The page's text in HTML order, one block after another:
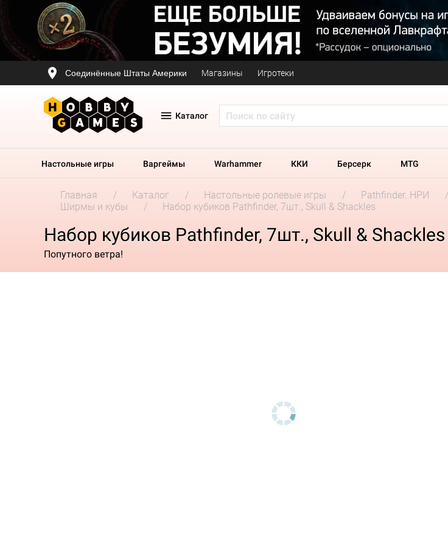
Соединённые Штаты Америки Магазины Игротеки
Каталог
Настольные игры Варгеймы Warhammer ККИ Берсерк MTG
Главная Каталог Настольные ролевые игры Pathfinder. НРИ
Ширмы и кубы
Набор кубиков Pathfinder, 7шт., Skull & Shackles
Набор кубиков Pathfinder, 7шт., Skull & Shackles
Попутного ветра!